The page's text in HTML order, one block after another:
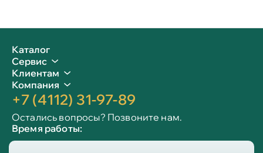
Каталог
Сервис
Клиентам
Компания
+7 (4112) 31-97-89
Остались вопросы? Позвоните нам.
Время работы: